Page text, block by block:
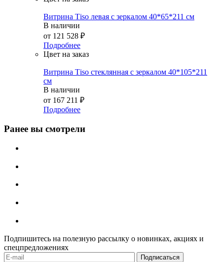
Витрина Тiso левая с зеркалом 40*65*211 см
В наличии
от 121 528 ₽
Подробнее
Цвет на заказ
Витрина Тiso стеклянная с зеркалом 40*105*211
см
В наличии
от 167 211 ₽
Подробнее
Ранее вы смотрели
Подпишитесь на полезную рассылку о новинках, акциях и
спецпредложениях